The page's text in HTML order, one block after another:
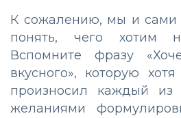
К сожалению, мы и сами
понять, чего хотим
Вспомните фразу
вкусного», которую
произносил каждый
желаниями